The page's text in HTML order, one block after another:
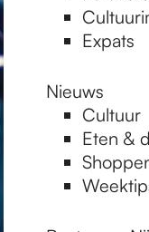
Expats
Nieuws
Cultuur
Eten &